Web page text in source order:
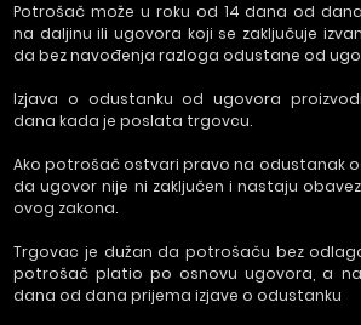
Potrošač može u roku od 14 dana od
na daljinu ili ugovora koji se zaključuje
da bez navođenja razloga odustane od
Izjava o odustanku od ugovora
dana kada je poslata trgovcu.
Ako potrošač ostvari pravo na odustanak
da ugovor nije ni zaključen i nastaju
ovog zakona.
Trgovac je dužan da potrošaču bez
potrošač platio po osnovu ugovora, a
dana od dana prijema izjave o odustanku